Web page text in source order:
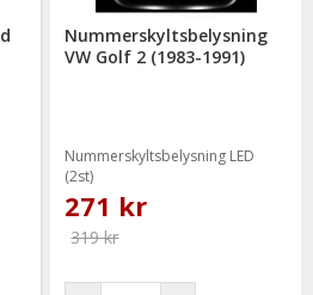
Nummerskyltsbelysning
VW Golf 2 (1983-1991)
Nummerskyltsbelysning LED
(2st)
271 kr
319 kr